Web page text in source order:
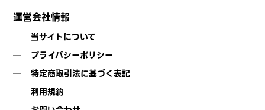
運営会社情報
当サイトについて
プライバシーポリシー
特定商取引法に基づく表記
利用規約